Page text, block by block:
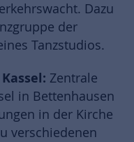
Dazu
der
Tanzstudios.
Zentrale
in Bettenhausen
in der Kirche
verschiedenen